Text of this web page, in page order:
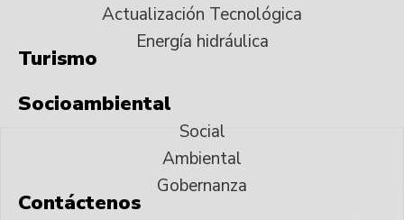
Actualización Tecnológica
Energía hidráulica
Turismo
Socioambiental
Social
Ambiental
Gobernanza
Contáctenos